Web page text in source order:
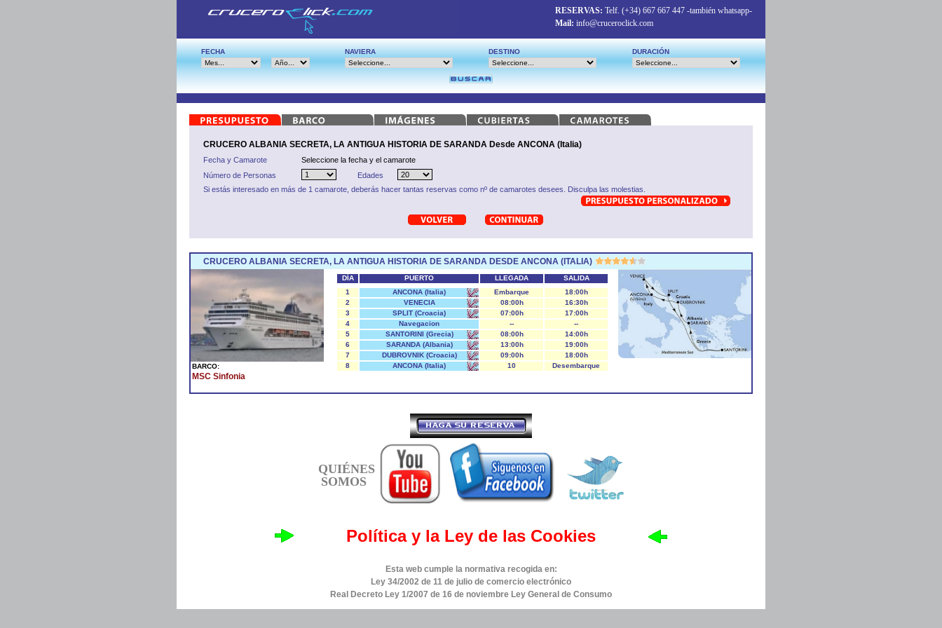
RESERVAS: Telf. (+34) 667 667 447 -también whatsapp-
Mail: info@cruceroclick.com
FECHA NAVIERA DESTINO DURACIÓN
CRUCERO ALBANIA SECRETA, LA ANTIGUA HISTORIA DE SARANDA Desde ANCONA (Italia)
Fecha y Camarote
Seleccione la fecha y el camarote
Número de Personas
Edades
Si estás interesado en más de 1 camarote, deberás hacer tantas reservas como nº de camarotes desees. Disculpa las molestias.
CRUCERO ALBANIA SECRETA, LA ANTIGUA HISTORIA DE SARANDA DESDE ANCONA (ITALIA)
BARCO:
MSC Sinfonia
DÍA PUERTO LLEGADA
SALIDA
1
ANCONA (Italia) Embarque
18:00h
2
VENECIA 08:00h
16:30h
3
SPLIT (Croacia) 07:00h
17:00h
4
Navegacion --
--
5
SANTORINI (Grecia) 08:00h
14:00h
6
SARANDA (Albania) 13:00h
19:00h
7
DUBROVNIK (Croacia) 09:00h
18:00h
8
ANCONA (Italia) 10 Desembarque
QUIÉNES
SOMOS
Política y la Ley de las Cookies
Esta web cumple la normativa recogida en:
Ley 34/2002 de 11 de julio de comercio electrónico
Real Decreto Ley 1/2007 de 16 de noviembre Ley General de Consumo